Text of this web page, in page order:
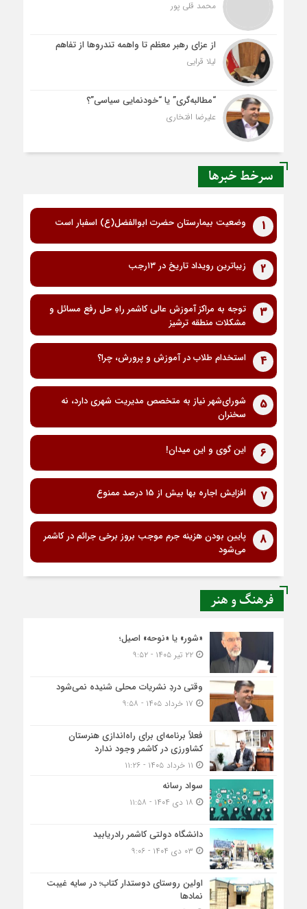
محمد قلی پور
از عزای رهبر معظم تا واهمه تندروها از تفاهم
لیلا قرایی
“مطالبه‌گری” یا “خودنمایی سیاسی”؟
علیرضا افتخاری
سرخط خبرها
1 وضعیت بیمارستان حضرت ابوالفضل(ع) اسفبار است
2 زیباترین رویداد تاریخ در ۱۳رجب
3
توجه به مراکز آموزش عالی کاشمر راهِ حل رفع مسائل و
مشکلات منطقه ترشیز
4 استخدام طلاب در آموزش و پرورش، چرا؟
5
شورای‌شهر نیاز به متخصص مدیریت شهری دارد، نه
سخنران
6 این گوی و این میدان!
7 افزایش اجاره بها بیش از 15 درصد ممنوع
8
پایین بودن هزینه جرم موجب بروز برخی جرائم در کاشمر
می‌شود
فرهنگ و هنر
«شور» یا «نوحه» اصیل؛
۲۲ تیر ۱۴۰۵ - ۹:۵۲
وقتی دردِ نشریات محلی شنیده نمی‌شود
فعلاً برنامه‌ای برای راه‌اندازی هنرستان
کشاورزی در کاشمر وجود ندارد
سواد رسانه
دانشگاه دولتی کاشمر‌ رادریابید
اولین روستای دوستدار کتاب؛ در سایه غیبت
نمادها